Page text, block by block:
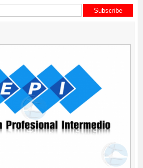
Subscribe